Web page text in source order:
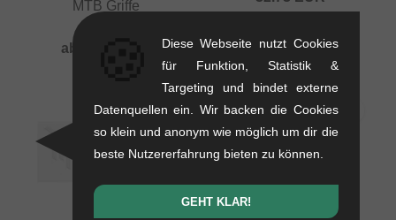
MTB Griffe
ab
Diese Webseite nutzt Cookies
für Funktion, Statistik &
Targeting und bindet externe
Datenquellen ein. Wir backen die Cookies
so klein und anonym wie möglich um dir die
beste Nutzererfahrung bieten zu können.
GEHT KLAR!